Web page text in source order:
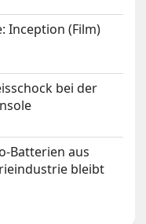
Inception (Film)
bei der
Batterien aus
bleibt